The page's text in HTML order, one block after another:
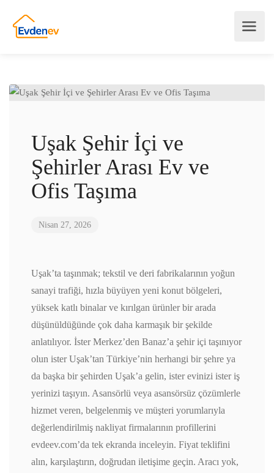
Uşak Şehir İçi ve
Şehirler Arası Ev ve
Ofis Taşıma
Nisan 27, 2026
Uşak’ta taşınmak; tekstil ve deri fabrikalarının yoğun
sanayi trafiği, hızla büyüyen yeni konut bölgeleri,
yüksek katlı binalar ve kırılgan ürünler bir arada
düşünüldüğünde çok daha karmaşık bir şekilde
anlatılıyor. İster Merkez’den Banaz’a şehir içi taşınıyor
olun ister Uşak’tan Türkiye’nin herhangi bir şehre ya
da başka bir şehirden Uşak’a gelin, ister evinizi ister iş
yerinizi taşıyın. Asansörlü veya asansörsüz çözümlerle
hizmet veren, belgelenmiş ve müşteri yorumlarıyla
değerlendirilmiş nakliyat firmalarının profillerini
evdeev.com’da tek ekranda inceleyin. Fiyat teklifini
alın, karşılaştırın, doğrudan iletişime geçin. Aracı yok,